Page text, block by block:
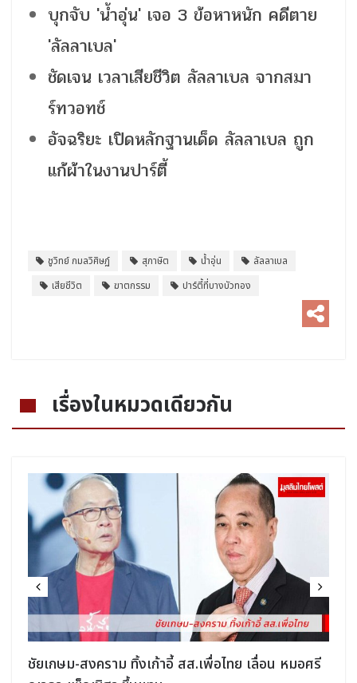
บุกจับ 'น้ำอุ่น' เจอ 3 ข้อหาหนัก คดีตาย
'ลัลลาเบล'
ชัดเจน เวลาเสียชีวิต ลัลลาเบล จากสมา
ร์ทวอทช์
อัจฉริยะ เปิดหลักฐานเด็ด ลัลลาเบล ถูก
แก้ผ้าในงานปาร์ตี้
ชูวิทย์ กมลวิศิษฏ์ สุภาษิต น้ำอุ่น
ลัลลาเบล
เสียชีวิต
ฆาตกรรม ปาร์ตี้ที่บางบัวทอง
เรื่องในหมวดเดียวกัน
ชัยเกษม-สงคราม ทิ้งเก้าอี้ สส.เพื่อไทย เลื่อน หมอศรี